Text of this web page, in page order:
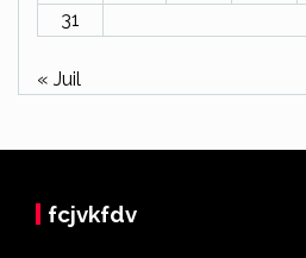
31
« Juil
fcjvkfdv